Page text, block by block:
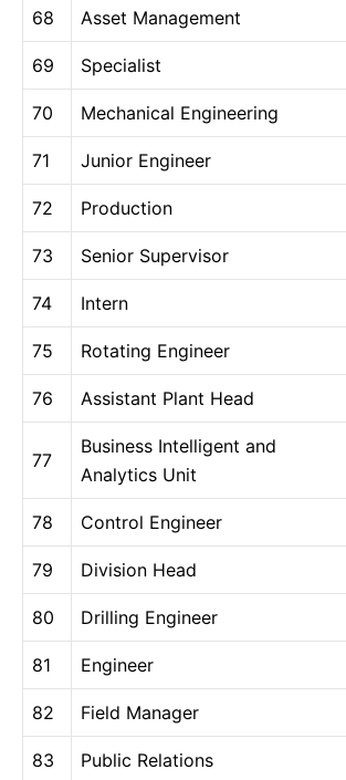
68 Asset Management
69 Specialist
70 Mechanical Engineering
71 Junior Engineer
72 Production
73 Senior Supervisor
74 Intern
75 Rotating Engineer
76 Assistant Plant Head
77
Business Intelligent and
Analytics Unit
78 Control Engineer
79 Division Head
80 Drilling Engineer
81 Engineer
82 Field Manager
83 Public Relations